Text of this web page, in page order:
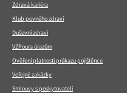
Zdravá kariéra
Klub pevného zdraví
Duševní zdraví
VZPoura úrazům
Ověření platnosti průkazu pojištěnce
Veřejné zakázky
Smlouvy s poskytovateli